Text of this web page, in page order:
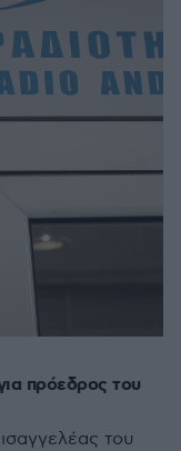
πρόεδρος του
του